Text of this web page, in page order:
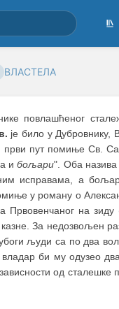
ВЛАСТЕЛА
повлашћеног
в. је било у Дубровнику,
први пут помиње Св.
ибољари". Оба назива
исправама, а
у роману о
на
За недозвољен
људи са по два
би му одузео
од